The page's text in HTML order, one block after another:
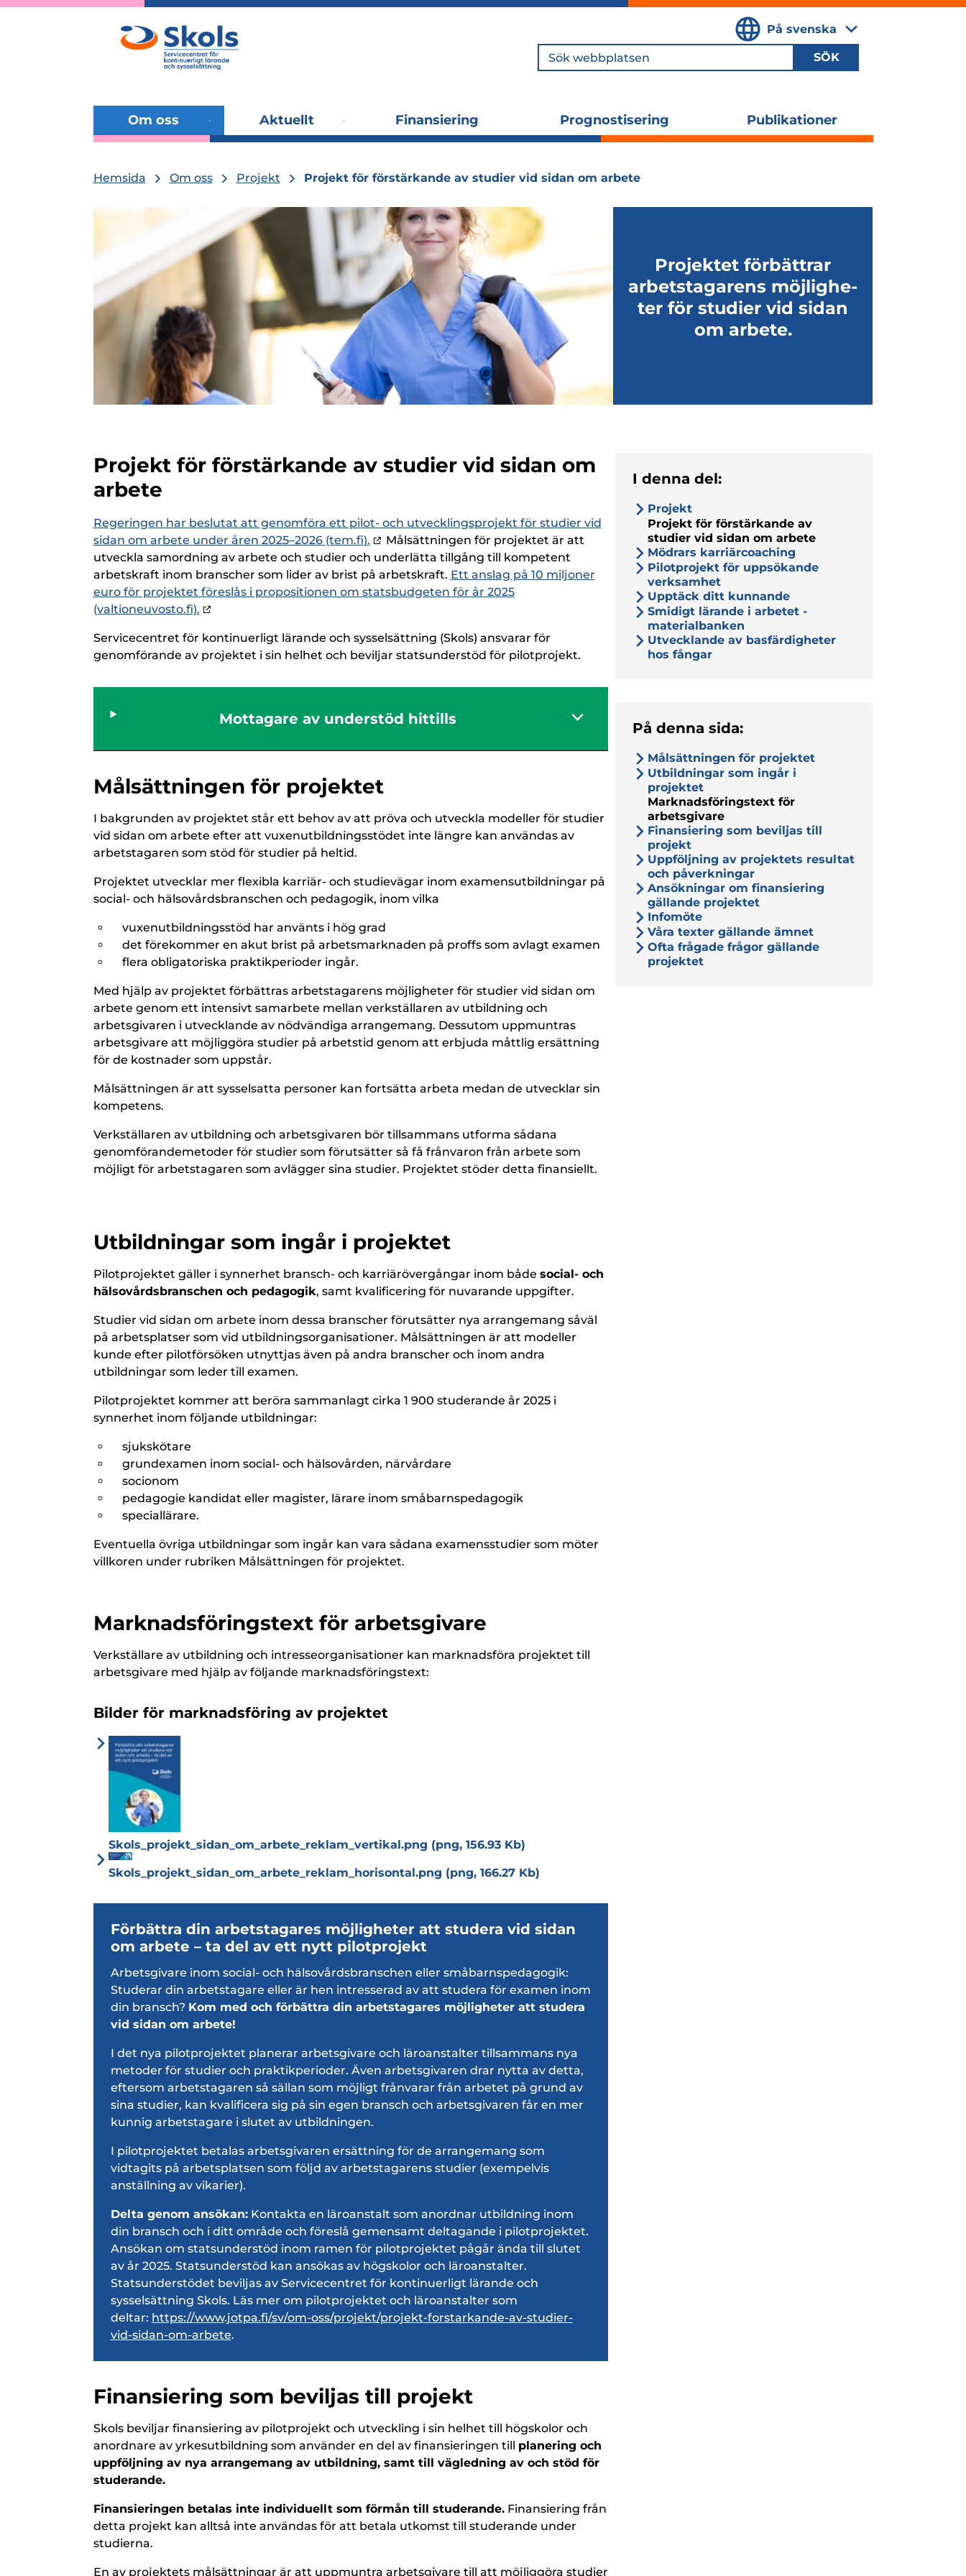
På svenska
Sök
Om oss
undermenyn
Aktuellt
undermenyn
Finansiering
undermenyn
Prognostisering
undermenyn
Publikationer
Hemsida Om oss Projekt Projekt för förstärkande av studier vid sidan om arbete
Pro­jek­tet för­bätt­rar
arbets­ta­ga­rens möj­lig­he­
ter för stu­dier vid sidan
om arbete.
Projekt för förstärkande av studier vid sidan om
arbete
Regeringen har beslutat att genomföra ett pilot- och utvecklingsprojekt för studier vid
sidan om arbete under åren 2025–2026 (tem.fi).
Målsättningen för projektet är att
utveckla samordning av arbete och studier och underlätta tillgång till kompetent
arbetskraft inom branscher som lider av brist på arbetskraft. Ett anslag på 10 miljoner
euro för projektet föreslås i propositionen om statsbudgeten för år 2025
(valtioneuvosto.fi).
Servicecentret för kontinuerligt lärande och sysselsättning (Skols) ansvarar för
genomförande av projektet i sin helhet och beviljar statsunderstöd för pilotprojekt.
Mottagare av understöd hittills
Målsättningen för projektet
I bakgrunden av projektet står ett behov av att pröva och utveckla modeller för studier
vid sidan om arbete efter att vuxenutbildningsstödet inte längre kan användas av
arbetstagaren som stöd för studier på heltid.
Projektet utvecklar mer flexibla karriär- och studievägar inom examensutbildningar på
social- och hälsovårdsbranschen och pedagogik, inom vilka
vuxenutbildningsstöd har använts i hög grad
det förekommer en akut brist på arbetsmarknaden på proffs som avlagt examen
flera obligatoriska praktikperioder ingår.
Med hjälp av projektet förbättras arbetstagarens möjligheter för studier vid sidan om
arbete genom ett intensivt samarbete mellan verkställaren av utbildning och
arbetsgivaren i utvecklande av nödvändiga arrangemang. Dessutom uppmuntras
arbetsgivare att möjliggöra studier på arbetstid genom att erbjuda måttlig ersättning
för de kostnader som uppstår.
Målsättningen är att sysselsatta personer kan fortsätta arbeta medan de utvecklar sin
kompetens.
Verkställaren av utbildning och arbetsgivaren bör tillsammans utforma sådana
genomförandemetoder för studier som förutsätter så få frånvaron från arbete som
möjligt för arbetstagaren som avlägger sina studier. Projektet stöder detta finansiellt.
Utbildningar som ingår i projektet
Pilotprojektet gäller i synnerhet bransch- och karriärövergångar inom både social- och
hälsovårdsbranschen och pedagogik, samt kvalificering för nuvarande uppgifter.
Studier vid sidan om arbete inom dessa branscher förutsätter nya arrangemang såväl
på arbetsplatser som vid utbildningsorganisationer. Målsättningen är att modeller
kunde efter pilotförsöken utnyttjas även på andra branscher och inom andra
utbildningar som leder till examen.
Pilotprojektet kommer att beröra sammanlagt cirka 1 900 studerande år 2025 i
synnerhet inom följande utbildningar:
sjukskötare
grundexamen inom social- och hälsovården, närvårdare
socionom
pedagogie kandidat eller magister, lärare inom småbarnspedagogik
speciallärare.
Eventuella övriga utbildningar som ingår kan vara sådana examensstudier som möter
villkoren under rubriken Målsättningen för projektet.
Marknadsföringstext för arbetsgivare
Verkställare av utbildning och intresseorganisationer kan marknadsföra projektet till
arbetsgivare med hjälp av följande marknadsföringstext:
Bilder för marknadsföring av projektet
Skols_projekt_sidan_om_arbete_reklam_vertikal.png (png, 156.93 Kb)
Skols_projekt_sidan_om_arbete_reklam_horisontal.png (png, 166.27 Kb)
Förbättra din arbetstagares möjligheter att studera vid sidan
om arbete – ta del av ett nytt pilotprojekt
Arbetsgivare inom social- och hälsovårdsbranschen eller småbarnspedagogik:
Studerar din arbetstagare eller är hen intresserad av att studera för examen inom
din bransch? Kom med och förbättra din arbetstagares möjligheter att studera
vid sidan om arbete!
I det nya pilotprojektet planerar arbetsgivare och läroanstalter tillsammans nya
metoder för studier och praktikperioder. Även arbetsgivaren drar nytta av detta,
eftersom arbetstagaren så sällan som möjligt frånvarar från arbetet på grund av
sina studier, kan kvalificera sig på sin egen bransch och arbetsgivaren får en mer
kunnig arbetstagare i slutet av utbildningen.
I pilotprojektet betalas arbetsgivaren ersättning för de arrangemang som
vidtagits på arbetsplatsen som följd av arbetstagarens studier (exempelvis
anställning av vikarier).
Delta genom ansökan:Kontakta en läroanstalt som anordnar utbildning inom
din bransch och i ditt område och föreslå gemensamt deltagande i pilotprojektet.
Ansökan om statsunderstöd inom ramen för pilotprojektet pågår ända till slutet
av år 2025. Statsunderstöd kan ansökas av högskolor och läroanstalter.
Statsunderstödet beviljas av Servicecentret för kontinuerligt lärande och
sysselsättning Skols. Läs mer om pilotprojektet och läroanstalter som
deltar: https://www.jotpa.fi/sv/om-oss/projekt/projekt-forstarkande-av-studier-
vid-sidan-om-arbete.
Finansiering som beviljas till projekt
Skols beviljar finansiering av pilotprojekt och utveckling i sin helhet till högskolor och
anordnare av yrkesutbildning som använder en del av finansieringen till planering och
uppföljning av nya arrangemang av utbildning, samt till vägledning av och stöd för
studerande.
Finansieringen betalas inte individuellt som förmån till studerande.Finansiering från
detta projekt kan alltså inte användas för att betala utkomst till studerande under
studierna.
En av projektets målsättningar är att uppmuntra arbetsgivare till att möjliggöra studier
I denna del:
Projekt
Projekt för förstärkande av
studier vid sidan om arbete
Mödrars karriärcoaching
Pilotprojekt för uppsökande
verksamhet
Upptäck ditt kunnande
Smidigt lärande i arbetet -
materialbanken
Utvecklande av basfärdigheter
hos fångar
På denna sida:
Målsättningen för projektet
Utbildningar som ingår i
projektet
Marknadsföringstext för
arbetsgivare
Finansiering som beviljas till
projekt
Uppföljning av projektets resultat
och påverkningar
Ansökningar om finansiering
gällande projektet
Infomöte
Våra texter gällande ämnet
Ofta frågade frågor gällande
projektet